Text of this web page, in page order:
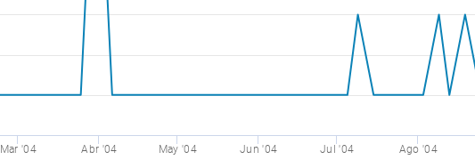
Mar '04 Abr '04 May '04 Jun '04 Jul '04 Ago '04